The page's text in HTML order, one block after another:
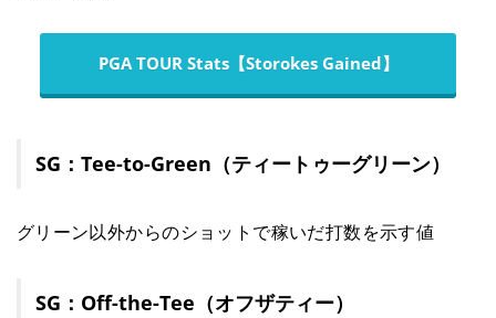
PGA TOUR Stats【Storokes Gained】
SG：Tee-to-Green（ティートゥーグリーン）
グリーン以外からのショットで稼いだ打数を示す値
SG：Off-the-Tee（オフザティー）